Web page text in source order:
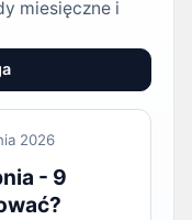
miesięczne i
2026
- 9